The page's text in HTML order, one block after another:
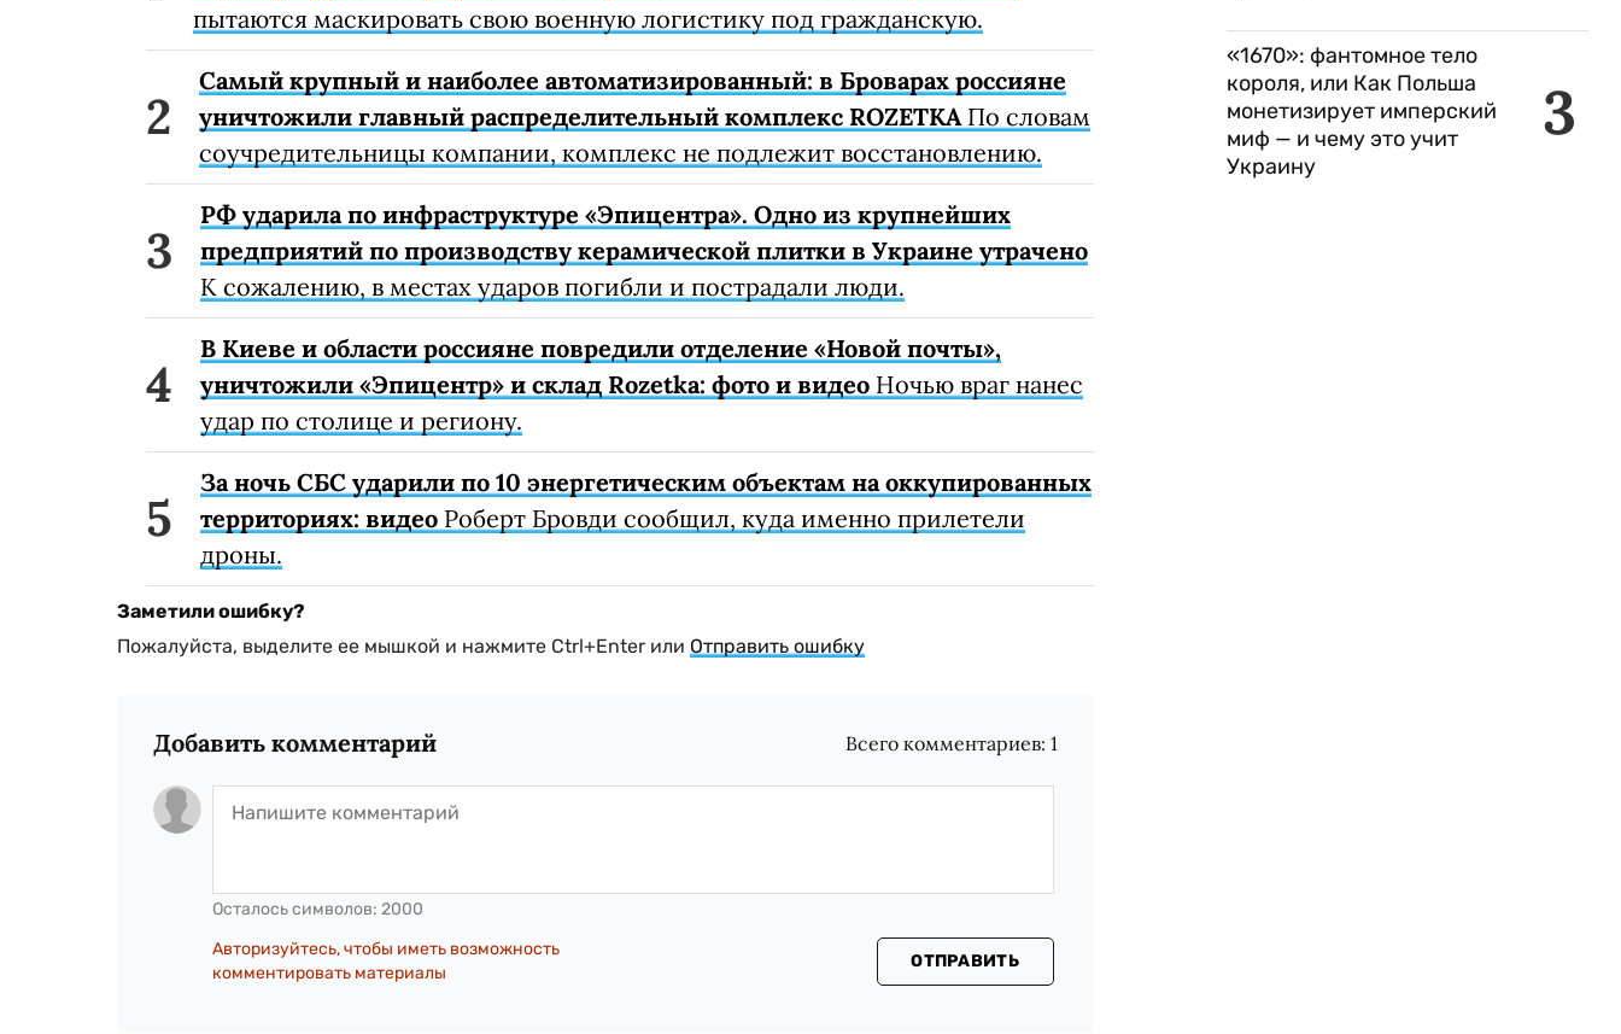
пытаются маскировать свою военную логистику под гражданскую.
Самый крупный и наиболее автоматизированный: в Броварах россияне
уничтожили главный распределительный комплекс ROZETKAПо словам
соучредительницы компании, комплекс не подлежит восстановлению.
РФ ударила по инфраструктуре «Эпицентра». Одно из крупнейших
предприятий по производству керамической плитки в Украине утрачено
К сожалению, в местах ударов погибли и пострадали люди.
В Киеве и области россияне повредили отделение «Новой почты»,
уничтожили «Эпицентр» и склад Rozetka: фото и видео Ночью враг нанес
удар по столице и региону.
За ночь СБС ударили по 10 энергетическим объектам на оккупированных
территориях: видео Роберт Бровди сообщил, куда именно прилетели
дроны.
Заметили ошибку?
Пожалуйста, выделите ее мышкой и нажмите Ctrl+Enter или Отправить ошибку
Добавить комментарий Всего комментариев:1
Осталось символов: 2000
Авторизуйтесь, чтобы иметь возможность
комментировать материалы
ОТПРАВИТЬ
3
«1670»: фантомное тело
короля, или Как Польша
монетизирует имперский
миф — и чему это учит
Украину